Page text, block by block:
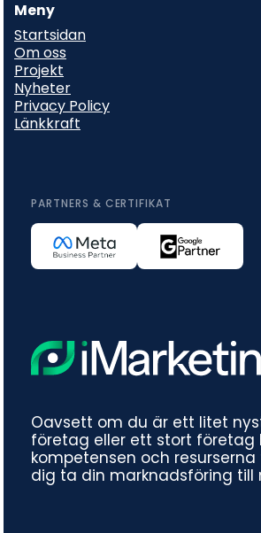
Meny
Startsidan
Om oss
Projekt
Nyheter
Privacy Policy
Länkkraft
PARTNERS & CERTIFIKAT
Oavsett om du är ett litet
företag eller ett stort företag
kompetensen och
dig ta din marknadsföring till